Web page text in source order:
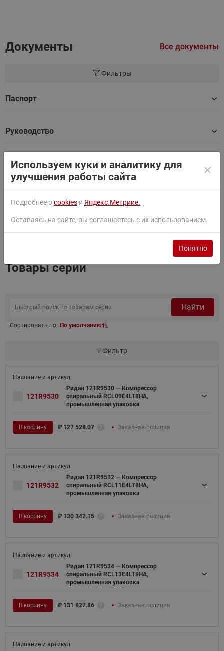
Документы Все документы
Фильтры
Паспорт
Руководство
Сертификат
Товары серии
Найти
Сортировать по: По умолчанию
Фильтр
121R9530
Ридан 121R9530 — Компрессор
спиральный RCL09E4LT8HA,
промышленная упаковка
В корзину ₽ 127 528.07 Заказная позиция
121R9532
Ридан 121R9532 — Компрессор
спиральный RCL11E4LT8HA,
промышленная упаковка
В корзину ₽ 130 342.15 Заказная позиция
121R9534
Ридан 121R9534 — Компрессор
спиральный RCL13E4LT8HA,
промышленная упаковка
В корзину ₽ 131 827.86 Заказная позиция
Используем куки и аналитику для
улучшения работы сайта
Подробнее оcookies и Яндекс.Метрике.
Оставаясь на сайте, вы соглашаетесь с их использованием.
Понятно